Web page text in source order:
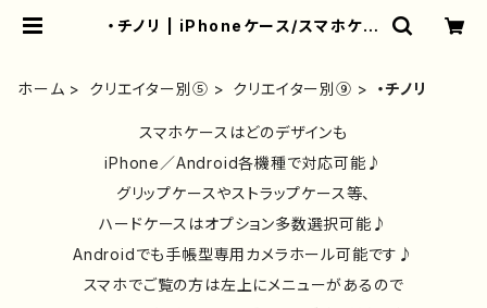
・チノリ | iPhoneケース/スマホケー
ホーム クリエイター別⑤ クリエイター別⑨ ・チノリ
スマホケースはどのデザインも
iPhone／Android各機種で対応可能♪
グリップケースやストラップケース等、
ハードケースはオプション多数選択可能♪
Androidでも手帳型専用カメラホール可能です♪
スマホでご覧の方は左上にメニューがあるので